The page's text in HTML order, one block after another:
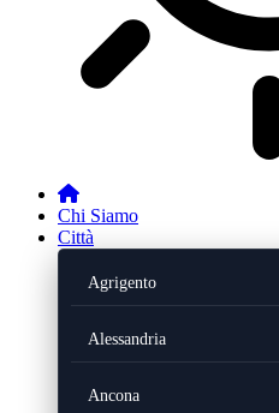
Chi Siamo
Città
Agrigento
Alessandria
Ancona